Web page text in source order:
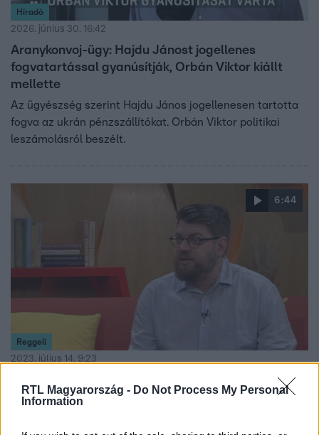
RTL Magyarország - Do Not Process My Personal
Information
Híradó
2026. június 30. 16:42
Aranykonvoj-ügy: Hajdu Jánost jogellenes
fogvatartással gyanúsítják, Orbán Viktor kiállt
mellette
Az ügyészség szerint Hajdu János jogellenesen tartotta
fogva az ukrán pénzszállítókat. Orbán Viktor politikai
leszámolásról beszélt.
6:44
Reggeli
2023. július 14. 9:23
bírságok, nem világos a szabályozás